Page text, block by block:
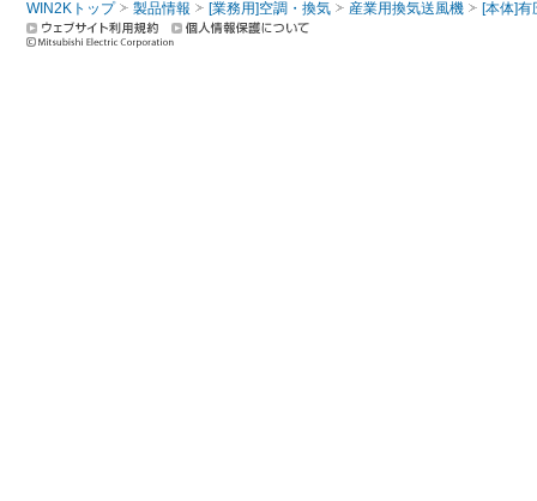
WIN2Kトップ 製品情報 [業務用]空調・換気 産業用換気送風機 [本体]有